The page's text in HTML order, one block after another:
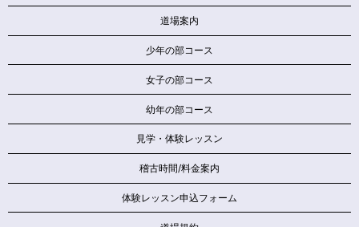
道場案内
少年の部コース
女子の部コース
幼年の部コース
見学・体験レッスン
稽古時間/料金案内
体験レッスン申込フォーム